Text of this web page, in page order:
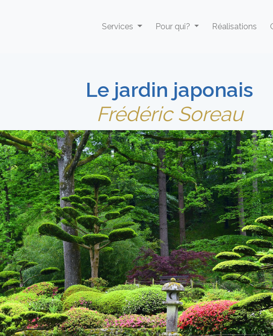
Services Pour qui? Réalisations
Le jardin japonais
Frédéric Soreau